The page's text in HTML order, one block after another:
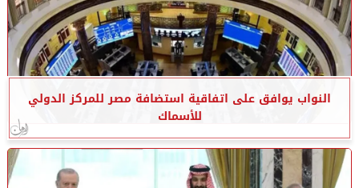
النواب يوافق على اتفاقية استضافة مصر للمركز الدولي
للأسماك